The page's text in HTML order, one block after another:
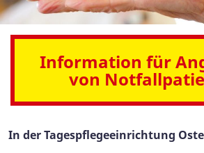
Information für
von
In der Tagespflegeeinrichtung